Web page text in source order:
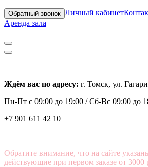
Обратный звонок Личный кабинет
Аренда зала
Ждём вас по адресу: г. Томск, ул.
Пн-Пт с 09:00 до 19:00 /Сб-Вс 09:00 до
+7 901 611 42 10
Обратите внимание, что на сайте
действующие при первом заказе от 3000